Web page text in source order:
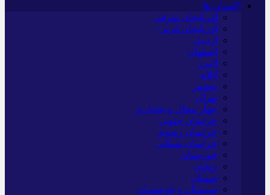
*استان ها
آذربایجان شرقی
آذربایجان غربی
اردبیل
اصفهان
البرز
ایلام
بوشهر
تهران
چهار محال و بختیاری
خراسان جنوبی
خراسان رضوی
خراسان شمالی
خوزستان
زنجان
سمنان
سیستان و بلوچستان